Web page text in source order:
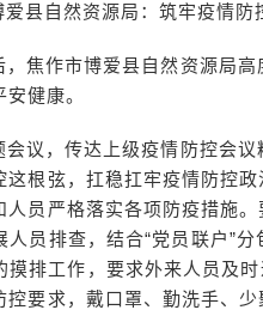
县自然资源局：筑牢疫情
焦作市博爱县自然资源局
健康。
议，传达上级疫情防控会
这根弦，扛稳扛牢疫情防控
人员严格落实各项防疫措施
人员排查，结合“党员联户”
摸排工作，要求外来人员及
控要求，戴口罩、勤洗手、